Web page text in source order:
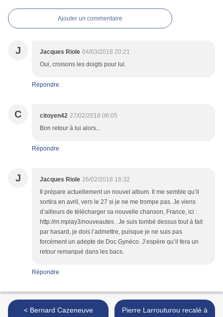
Ajouter un commentaire
J Jacques Riole 04/03/2018 20:21
Oui, croisons les doigts pour lui.
Répondre
C citoyen42 27/02/2018 06:05
Bon retour à lui alors...
Répondre
J Jacques Riole 26/02/2018 16:32
Il prépare actuellement un nouvel album. Il me semble qu’il
sortira en avril, vers le 27 si je ne me trompe pas. Je viens
d’ailleurs de télécharger sa nouvelle chanson, France, ici :
http://m.mplay3/nouveautes . Je suis tombé dessus tout à fait
par hasard, je dois l’admettre, puisque je ne suis pas
forcément un adepte de Doc Gynéco. J’espère qu’il fera un
retour remarqué dans les bacs.
Répondre
< Bernard Cazeneuve
Pierre Larrouturou recalé à